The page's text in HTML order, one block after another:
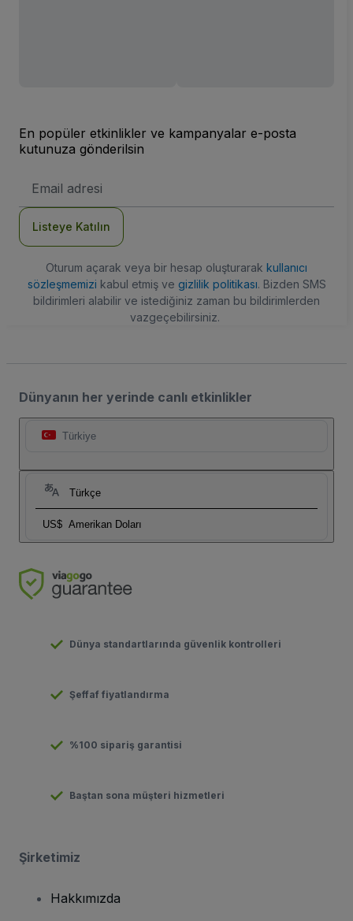
En popüler etkinlikler ve kampanyalar e-posta
kutunuza gönderilsin
posta
Listeye Katılın
Oturum açarak veya bir hesap oluşturarak kullanıcı
sözleşmemizi kabul etmiş ve gizlilik politikası. Bizden SMS
bildirimleri alabilir ve istediğiniz zaman bu bildirimlerden
vazgeçebilirsiniz.
Dünyanın her yerinde canlı etkinlikler
Türkiye
Türkçe
US$ Amerikan Doları
Dünya standartlarında güvenlik kontrolleri
Şeffaf fiyatlandırma
%100 sipariş garantisi
Baştan sona müşteri hizmetleri
Şirketimiz
Hakkımızda